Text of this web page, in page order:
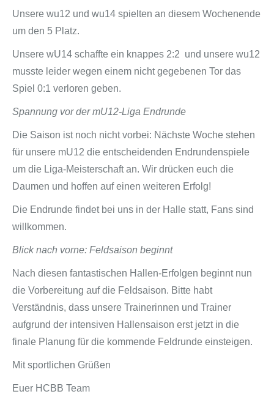
Unsere wu12 und wu14 spielten an diesem Wochenende
um den 5 Platz.
Unsere wU14 schaffte ein knappes 2:2 und unsere wu12
musste leider wegen einem nicht gegebenen Tor das
Spiel 0:1 verloren geben.
Spannung vor der mU12-Liga Endrunde
Die Saison ist noch nicht vorbei: Nächste Woche stehen
für unsere mU12 die entscheidenden Endrundenspiele
um die Liga-Meisterschaft an. Wir drücken euch die
Daumen und hoffen auf einen weiteren Erfolg!
Die Endrunde findet bei uns in der Halle statt, Fans sind
willkommen.
Blick nach vorne: Feldsaison beginnt
Nach diesen fantastischen Hallen-Erfolgen beginnt nun
die Vorbereitung auf die Feldsaison. Bitte habt
Verständnis, dass unsere Trainerinnen und Trainer
aufgrund der intensiven Hallensaison erst jetzt in die
finale Planung für die kommende Feldrunde einsteigen.
Mit sportlichen Grüßen
Euer HCBB Team